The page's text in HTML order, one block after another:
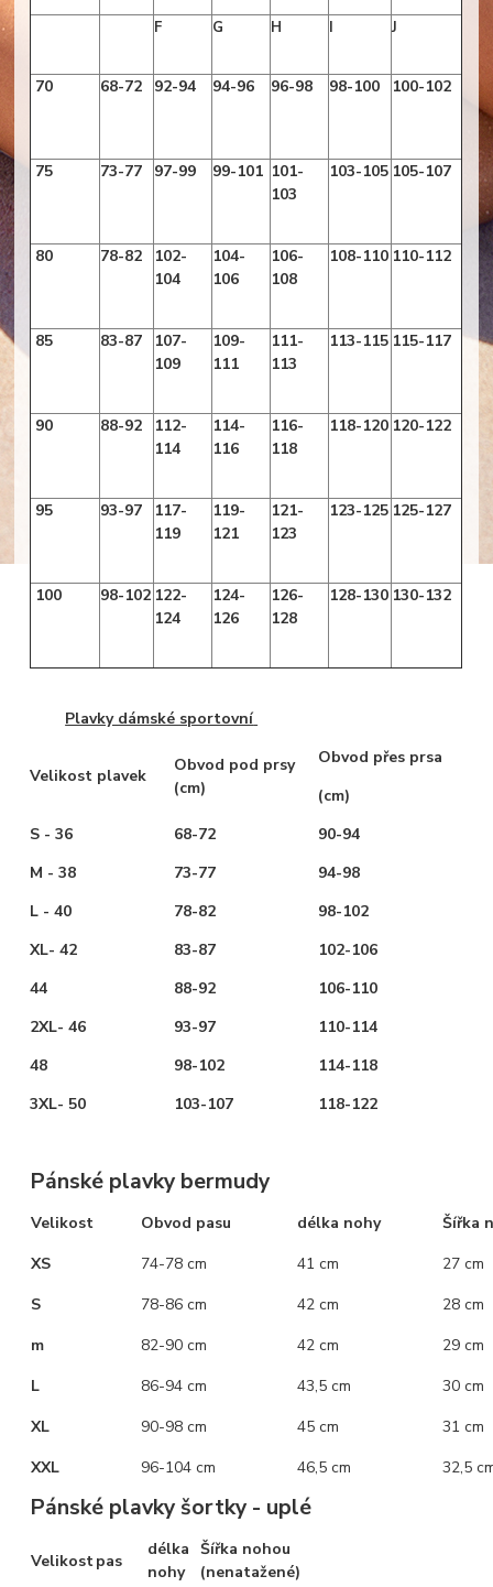
F G H I J
70 68-72 92-94 94-96 96-98 98-100 100-102
75 73-77 97-99 99-101 101-
103
103-105 105-107
80 78-82
102-
104
104-
106
106-
108
108-110 110-112
85 83-87
107-
109
109-
111
111-
113
113-115 115-117
90 88-92
112-
114
114-
116
116-
118
118-120 120-122
95 93-97
117-
119
119-
121
121-
123
123-125 125-127
100 98-102 122-
124
124-
126
126-
128
128-130 130-132
Plavky dámské sportovní
Velikost plavek
Obvod pod prsy
(cm)
Obvod přes prsa
(cm)
S - 36
68-72
90-94
M - 38
73-77
94-98
L - 40
78-82
98-102
XL- 42
83-87
102-106
44
88-92
106-110
2XL- 46
93-97
110-114
48
98-102
114-118
3XL- 50
103-107 118-122
Pánské plavky bermudy
Velikost Obvod pasu délka nohy
Šířka
XS
74-78 cm 41 cm
27 cm
S
78-86 cm 42 cm
28 cm
m
82-90 cm 42 cm
29 cm
L
86-94 cm 43,5 cm
30 cm
XL
90-98 cm 45 cm
31 cm
XXL
96-104 cm 46,5 cm 32,5
Pánské plavky šortky - uplé
Velikostpas
délka
nohy
Šířka nohou
(nenatažené)